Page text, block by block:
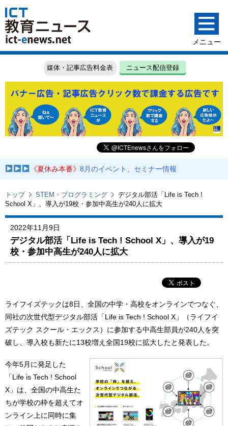
媒体・記事広告料金表 ニュース配信登録
《夏休み本番》8月のイベント、セミナー情報
トップ STEM・プログラミング
デジタル部活「Life is Tech !
School X」、導入が19校・参加中高生が240人に拡大
2022年11月9日
デジタル部活「Life is Tech ! School X」、導入が19
校・参加中高生が240人に拡大
ライフイズテックは8日、全国の中学・高校をオンラインでつなぐ、
同社の次世代型デジタル部活「Life is Tech ! School X」（ライフイ
ズテック スクール・エックス）に参加する中高生部員が240人を突
破し、導入校も新たに13校増え全国19校に拡大したと発表した。
今年5月に発足した
「Life is Tech ! School
X」は、全国の中高生た
ちが学校の枠を超えてオ
ンライン上に同時に集